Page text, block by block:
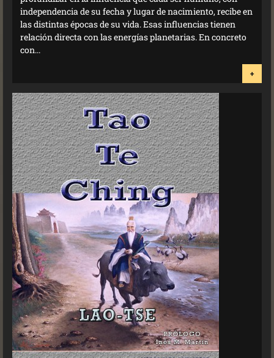
independencia de su fecha y lugar de nacimiento, recibe en
las distintas épocas de su vida. Esas influencias tienen
relación directa con las energías planetarias. En concreto
con...
+